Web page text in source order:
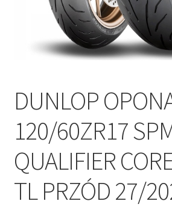
DUNLOP
120/60ZR17
QUALIFIER
TL PRZÓD 27/